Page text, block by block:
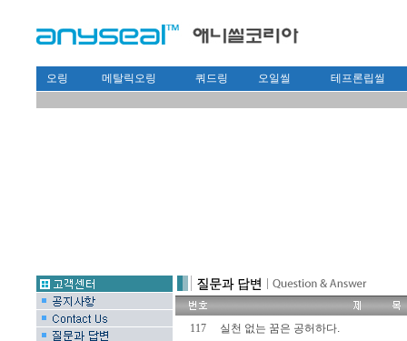
오링 메탈릭오링 쿼드링 오일씰 테프론립씰
117 실천 없는 꿈은 공허하다.